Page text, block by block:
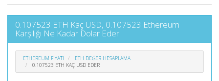
0.107523 ETH Kaç USD, 0.107523 Ethereum
Karşılığı Ne Kadar Dolar Eder
ETHEREUM FIYATI
ETH DEĞER HESAPLAMA
0.107523 ETH KAÇ USD EDER